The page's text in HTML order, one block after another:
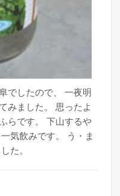
でしたので、 一夜明
みました。 思ったよ
らです。 下山するや
気飲みです。 う・ま
た。